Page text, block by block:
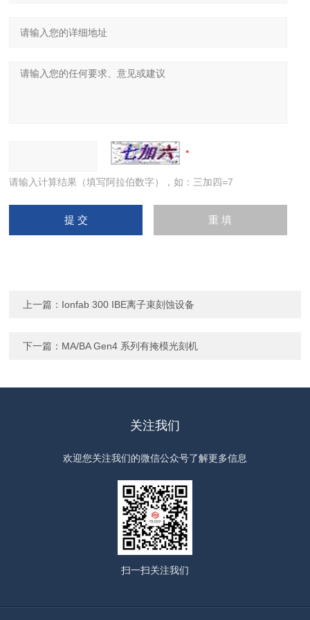
请输入计算结果（填写阿拉伯数字），如：三加四=7
上一篇： Ionfab 300 IBE离子束刻蚀设备
下一篇： MA/BA Gen4 系列有掩模光刻机
关注我们
欢迎您关注我们的微信公众号了解更多信息
扫一扫关注我们